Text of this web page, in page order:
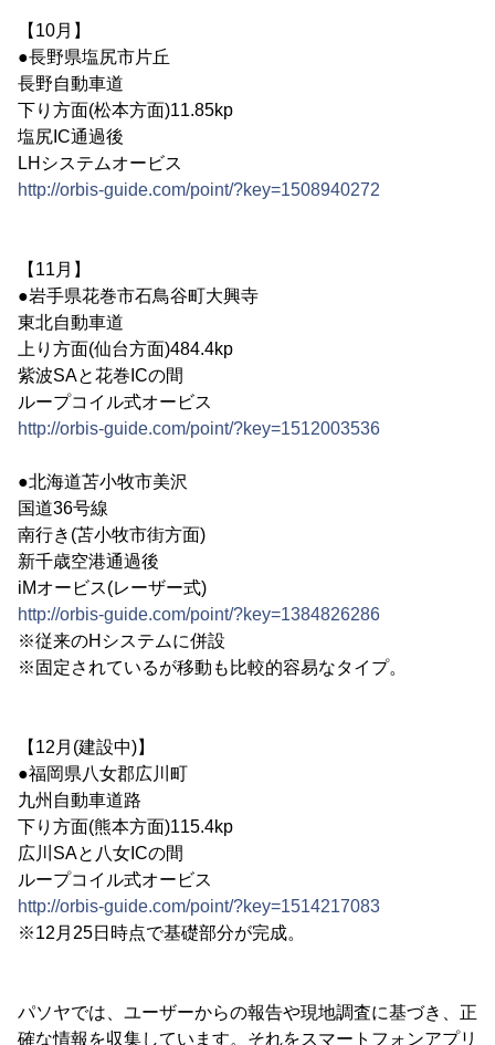
【10月】
●長野県塩尻市片丘
長野自動車道
下り方面(松本方面)11.85kp
塩尻IC通過後
LHシステムオービス
http://orbis-guide.com/point/?key=1508940272
【11月】
●岩手県花巻市石鳥谷町大興寺
東北自動車道
上り方面(仙台方面)484.4kp
紫波SAと花巻ICの間
ループコイル式オービス
http://orbis-guide.com/point/?key=1512003536
●北海道苫小牧市美沢
国道36号線
南行き(苫小牧市街方面)
新千歳空港通過後
iMオービス(レーザー式)
http://orbis-guide.com/point/?key=1384826286
※従来のHシステムに併設
※固定されているが移動も比較的容易なタイプ。
【12月(建設中)】
●福岡県八女郡広川町
九州自動車道路
下り方面(熊本方面)115.4kp
広川SAと八女ICの間
ループコイル式オービス
http://orbis-guide.com/point/?key=1514217083
※12月25日時点で基礎部分が完成。
パソヤでは、ユーザーからの報告や現地調査に基づき、正
確な情報を収集しています。それをスマートフォンアプリ